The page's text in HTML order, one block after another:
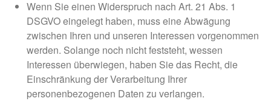
Wenn Sie einen Widerspruch nach Art. 21 Abs. 1
DSGVO eingelegt haben, muss eine Abwägung
zwischen Ihren und unseren Interessen vorgenommen
werden. Solange noch nicht feststeht, wessen
Interessen überwiegen, haben Sie das Recht, die
Einschränkung der Verarbeitung Ihrer
personenbezogenen Daten zu verlangen.